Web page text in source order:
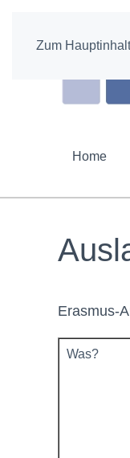
Zum
Home
Erasmus-
Was?